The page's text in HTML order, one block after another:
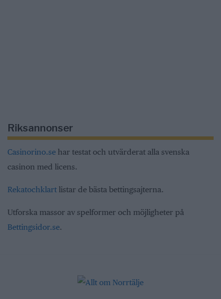
Riksannonser
Casinorino.se har testat och utvärderat alla svenska
casinon med licens.
Rekatochklart listar de bästa bettingsajterna.
Utforska massor av spelformer och möjligheter på
Bettingsidor.se.